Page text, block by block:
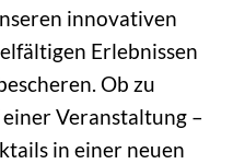
innovativen
Erlebnissen
Ob zu
Veranstaltung –
in einer neuen